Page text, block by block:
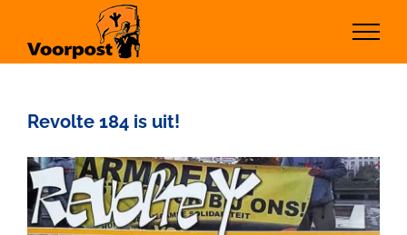
inhoud
Revolte 184 is uit!
Bekijk
grotere
afbeelding